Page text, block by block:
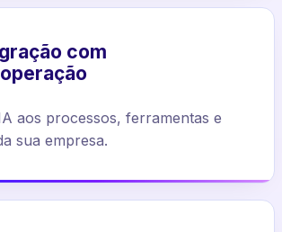
com
aos processos, ferramentas e
sua empresa.